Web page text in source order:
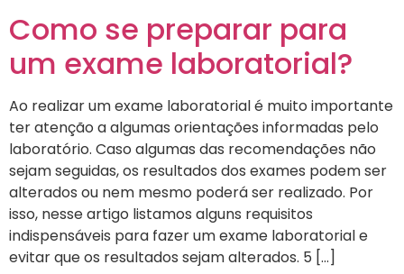
Como se preparar para
um exame laboratorial?
Ao realizar um exame laboratorial é muito importante
ter atenção a algumas orientações informadas pelo
laboratório. Caso algumas das recomendações não
sejam seguidas, os resultados dos exames podem ser
alterados ou nem mesmo poderá ser realizado. Por
isso, nesse artigo listamos alguns requisitos
indispensáveis para fazer um exame laboratorial e
evitar que os resultados sejam alterados. 5 […]